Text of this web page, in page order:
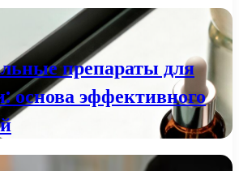
препараты для
основа эффективного